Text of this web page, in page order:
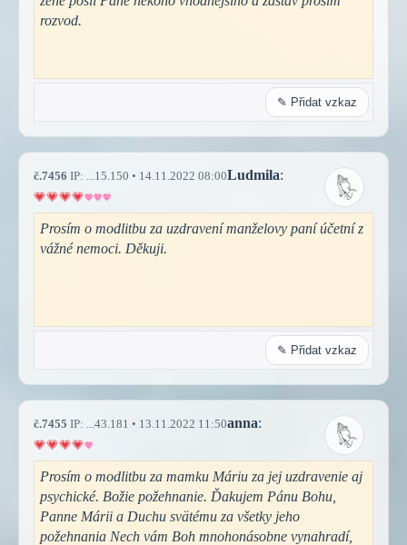
rozvod.
✎ Přidat vzkaz
č.7456 IP: ...15.150 • 14.11.2022 08:00Ludmila:
Prosím o modlitbu za uzdravení manželovy paní účetní z
vážné nemoci. Děkuji.
✎ Přidat vzkaz
č.7455 IP: ...43.181 • 13.11.2022 11:50anna:
Prosím o modlitbu za mamku Máriu za jej uzdravenie aj
psychické. Božie požehnanie. Ďakujem Pánu Bohu,
Panne Márii a Duchu svätému za všetky jeho
požehnania Nech vám Boh mnohonásobne vynahradí,